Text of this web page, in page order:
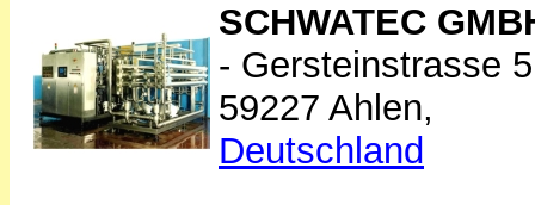
SCHWATEC
- Gersteinstrasse
59227 Ahlen,
Deutschland